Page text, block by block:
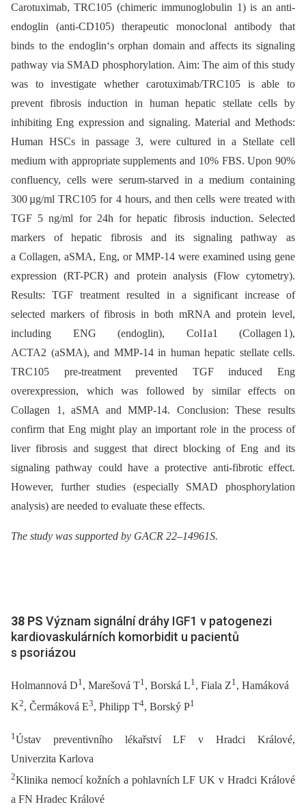
Carotuximab, TRC105 (chimeric immunoglobulin 1) is an anti-
endoglin (anti-CD105) therapeutic monoclonal antibody that
binds to the endoglin‘s orphan domain and affects its signaling
pathway via SMAD phosphorylation. Aim: The aim of this study
was to investigate whether carotuximab/TRC105 is able to
prevent fibrosis induction in human hepatic stellate cells by
inhibiting Eng expression and signaling. Material and Methods:
Human HSCs in passage 3, were cultured in a Stellate cell
medium with appropriate supplements and 10% FBS. Upon 90%
confluency, cells were serum-starved in a medium containing
300 µg/ml TRC105 for 4 hours, and then cells were treated with
TGF 5 ng/ml for 24h for hepatic fibrosis induction. Selected
markers of hepatic fibrosis and its signaling pathway as
a Collagen, aSMA, Eng, or MMP-14 were examined using gene
expression (RT-PCR) and protein analysis (Flow cytometry).
Results: TGF treatment resulted in a significant increase of
selected markers of fibrosis in both mRNA and protein level,
including ENG (endoglin), Col1a1 (Collagen 1),
ACTA2 (aSMA), and MMP-14 in human hepatic stellate cells.
TRC105 pre-treatment prevented TGF induced Eng
overexpression, which was followed by similar effects on
Collagen 1, aSMA and MMP-14. Conclusion: These results
confirm that Eng might play an important role in the process of
liver fibrosis and suggest that direct blocking of Eng and its
signaling pathway could have a protective anti-fibrotic effect.
However, further studies (especially SMAD phosphorylation
analysis) are needed to evaluate these effects.
The study was supported by GACR 22–14961S.
38 PS Význam signální dráhy IGF1 v patogenezi
kardiovaskulárních komorbidit u pacientů
s psoriázou
Holmannová D1 , Marešová T1 , Borská L1 , Fiala Z1 , Hamáková
K2, Čermáková E3, Philipp T4, Borský P1
1 Ústav preventivního lékařství LF v Hradci Králové,
Univerzita Karlova
2Klinika nemocí kožních a pohlavních LF UK v Hradci Králové
a FN Hradec Králové